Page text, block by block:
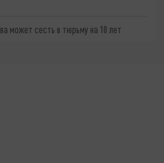
может сесть в тюрьму на 10 лет